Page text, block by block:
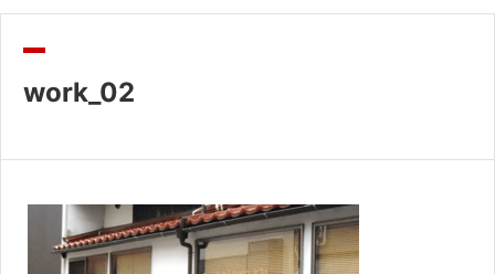
販路拡大
共済・福利厚生
証明書・申請
work_02